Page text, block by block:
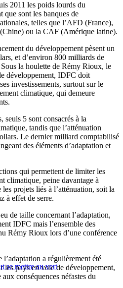
2011 les poids lourds du
que sont les banques de
telles que l’AFD (France),
ou la CAF (Amérique latine).
du développement pèsent un
et d’environ 800 milliards de
la houlette de Rémy Rioux, le
développement, IDFC doit
investissements, surtout sur le
climatique, qui demeure
seuls 5 sont consacrés à la
tandis que l’atténuation
Le dernier milliard comptabilisé
des éléments d’adaptation et
qui permettent de limiter les
climatique, peine davantage à
projets liés à l’atténuation, soit la
à effet de serre.
de taille concernant l’adaptation,
IDFC mais l’ensemble des
Rémy Rioux lors d’une conférence
se mettre au vert
a régulièrement été
les pays en voie de développement,
conséquences néfastes du